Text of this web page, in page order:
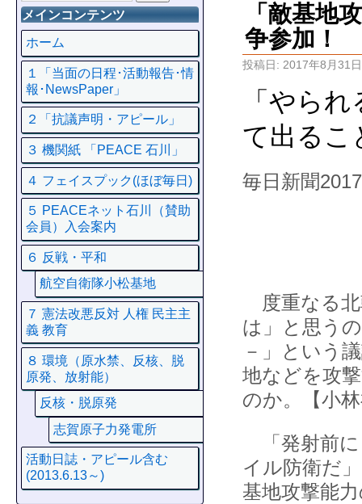
「敵基地
争参加！
投稿日: 2017年8月31日
「やら
て出るこ
毎日新聞
度重なる北
は」と思う
－」という
地などを攻
のか。【小
「発射前に
イル防衛だ
基地攻撃能
メインコンテンツ
ホーム
１「当面の日程･活動報告･情
報･NewsPaper」
２「抗議声明・アピール」
３ 機関紙 「PEACE 石川」
４ フェイスプック(ほぼ毎日)
５ PEACEネット石川（賛助
会員）入会案内
６ 反戦・平和
航空自衛隊小松基地
７ 憲法改悪反対 人権 民主主
義 教育
８ 環境（原水禁、反核、脱
原発、放射能）
反核・脱原発
志賀原子力発電所
活動日誌・アピール含む
(2013.6.13～)